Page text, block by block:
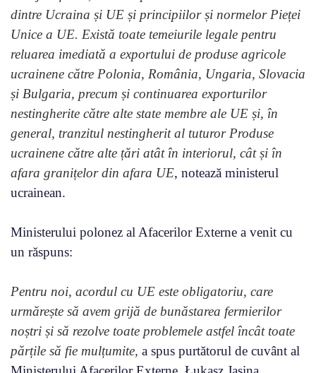
dintre Ucraina și UE și principiilor și normelor Pieței
Unice a UE. Există toate temeiurile legale pentru
reluarea imediată a exportului de produse agricole
ucrainene către Polonia, România, Ungaria, Slovacia
și Bulgaria, precum și continuarea exporturilor
nestingherite către alte state membre ale UE și, în
general, tranzitul nestingherit al tuturor Produse
ucrainene către alte țări atât în ​​interiorul, cât și în
afara granițelor din afara UE, notează ministerul
ucrainean.
Ministerului polonez al Afacerilor Externe a venit cu
un răspuns:
Pentru noi, acordul cu UE este obligatoriu, care
urmărește să avem grijă de bunăstarea fermierilor
noștri și să rezolve toate problemele astfel încât toate
părțile să fie mulțumite, a spus purtătorul de cuvânt al